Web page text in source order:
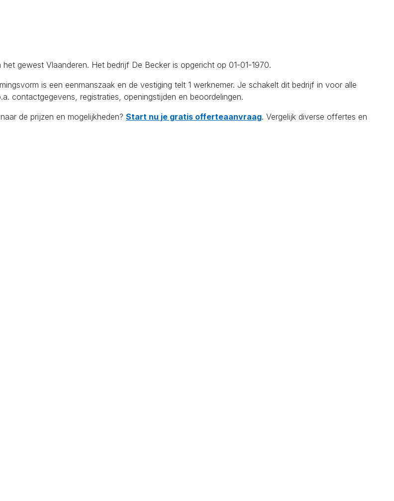
het gewest Vlaanderen. Het bedrijf De Becker is opgericht op 01-01-1970.
is een eenmanszaak en de vestiging telt 1 werknemer. Je schakelt dit bedrijf in voor alle
contactgegevens, registraties, openingstijden en beoordelingen.
de prijzen en mogelijkheden? Start nu je gratis offerteaanvraag. Vergelijk diverse offertes en